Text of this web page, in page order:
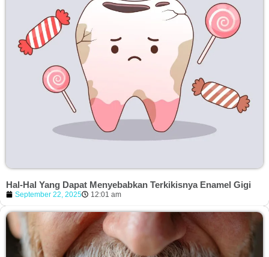
Hal-Hal Yang Dapat Menyebabkan Terkikisnya Enamel Gigi
September 22, 2025 12:01 am